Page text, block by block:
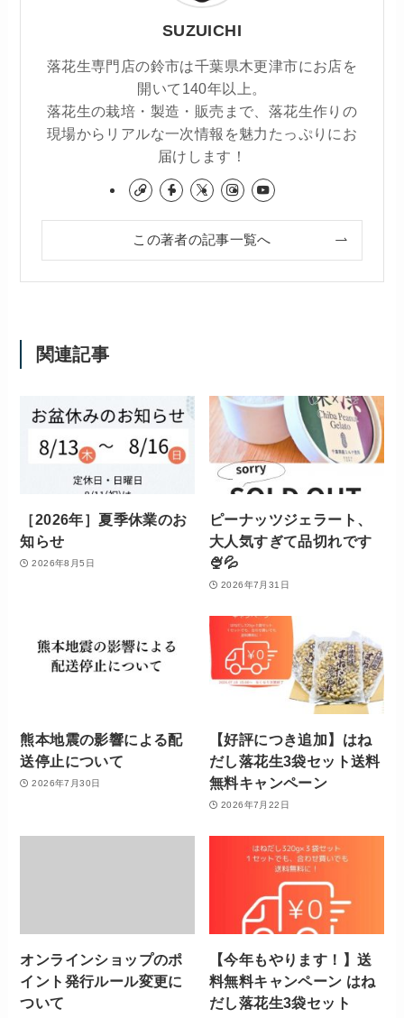
SUZUICHI
落花生専門店の鈴市は千葉県木更津市にお店を
開いて140年以上。
落花生の栽培・製造・販売まで、落花生作りの
現場からリアルな一次情報を魅力たっぷりにお
届けします！
この著者の記事一覧へ
関連記事
［2026年］夏季休業のお
知らせ
2026年8月5日
ピーナッツジェラート、
大人気すぎて品切れです
🍨💦
2026年7月31日
熊本地震の影響による配
送停止について
2026年7月30日
【好評につき追加】はね
だし落花生3袋セット送料
無料キャンペーン
2026年7月22日
オンラインショップのポ
イント発行ルール変更に
ついて
【今年もやります！】送
料無料キャンペーン はね
だし落花生3袋セット